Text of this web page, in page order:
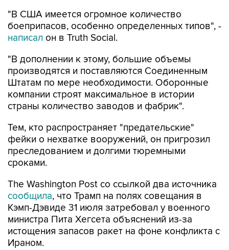
"В США имеется огромное количество
боеприпасов, особенно определенных типов", -
написал он в Truth Social.
"В дополнении к этому, большие объемы
производятся и поставляются Соединенным
Штатам по мере необходимости. Оборонные
компании строят максимальное в истории
страны количество заводов и фабрик".
Тем, кто распространяет "предательские"
фейки о нехватке вооружений, он пригрозил
преследованием и долгими тюремными
сроками.
The Washington Post со ссылкой два источника
сообщила, что Трамп на полях совещания в
Кэмп-Дэвиде 31 июля затребовал у военного
министра Пита Хегсета объяснений из-за
истощения запасов ракет на фоне конфликта с
Ираном.